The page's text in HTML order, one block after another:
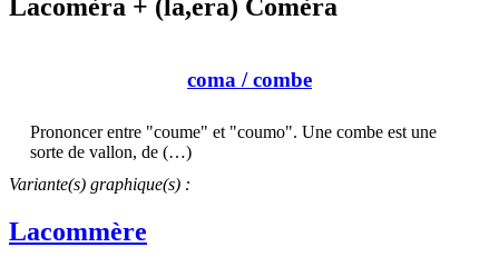
Lacomèra + (la,era) Comèra
coma / combe
Prononcer entre "coume" et "coumo". Une combe est une
sorte de vallon, de (…)
Variante(s) graphique(s) :
Lacommère